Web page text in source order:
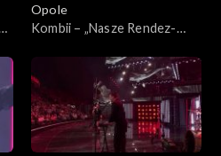
Opole
Kombii – „Nasze Rendez-
„SuperJedynki”